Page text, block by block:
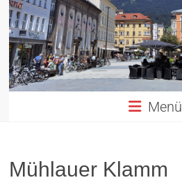
Altstadt
Innsbruck
in
TIROL
Menü
Mühlauer Klamm